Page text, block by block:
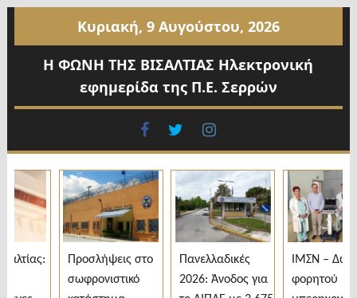
περιεχόμενο
Κυριακή, 9 Αυγούστου, 2026
Η ΦΩΝΗ ΤΗΣ ΒΙΣΑΛΤΙΑΣ Ηλεκτρονική
εφημερίδα της Π.Ε. Σερρών
facebook
twitter
Προσλήψεις στο
σωφρονιστικό
Πανελλαδικές
2026: Άνοδος για
ΙΜΣΝ – Δωρεά
φορητού